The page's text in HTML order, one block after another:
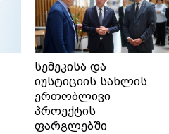
სემეკისა და
იუსტიციის სახლის
ერთობლივი
პროექტის
ფარგლებში